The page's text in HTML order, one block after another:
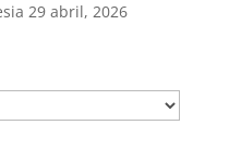
29 abril, 2026